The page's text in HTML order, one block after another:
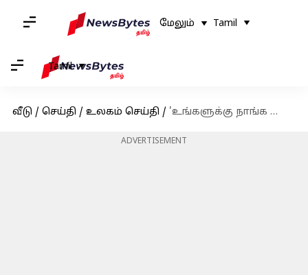
மேலும் Tamil
Tamil
வீடு / செய்தி / உலகம் செய்தி / 'உங்களுக்கு நாங்க சொல்லி தரோம்': சிறுபான்மையினர் கருத்துக்கு சுவிட்சர்லாந்திற்கு இந்தியா பதிலடி
ADVERTISEMENT